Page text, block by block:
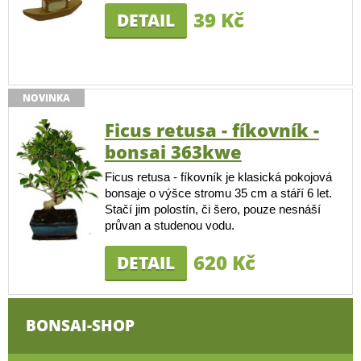
DETAIL 39 Kč
NOVINKA
Ficus retusa - fíkovník -
bonsai 363kwe
Ficus retusa - fíkovník je klasická pokojová
bonsaje o výšce stromu 35 cm a stáří 6 let.
Stačí jim polostín, či šero, pouze nesnáší
průvan a studenou vodu.
DETAIL 620 Kč
BONSAI-SHOP